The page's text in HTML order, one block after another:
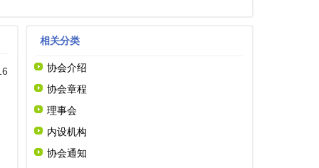
相关分类
协会介绍
协会章程
理事会
内设机构
协会通知